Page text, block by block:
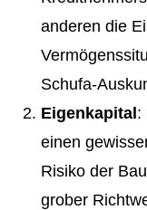
anderen die
Schufa-
Eigenkapital:
einen
Risiko der
grober